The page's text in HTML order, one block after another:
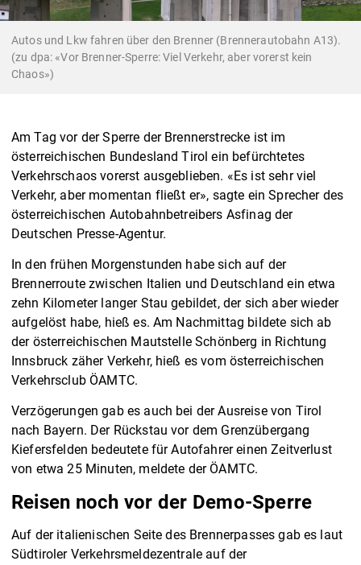
Autos und Lkw fahren über den Brenner (Brennerautobahn A13).
(zu dpa: «Vor Brenner-Sperre: Viel Verkehr, aber vorerst kein
Chaos»)
Am Tag vor der Sperre der Brennerstrecke ist im
österreichischen Bundesland Tirol ein befürchtetes
Verkehrschaos vorerst ausgeblieben. «Es ist sehr viel
Verkehr, aber momentan fließt er», sagte ein Sprecher des
österreichischen Autobahnbetreibers Asfinag der
Deutschen Presse-Agentur.
In den frühen Morgenstunden habe sich auf der
Brennerroute zwischen Italien und Deutschland ein etwa
zehn Kilometer langer Stau gebildet, der sich aber wieder
aufgelöst habe, hieß es. Am Nachmittag bildete sich ab
der österreichischen Mautstelle Schönberg in Richtung
Innsbruck zäher Verkehr, hieß es vom österreichischen
Verkehrsclub ÖAMTC.
Verzögerungen gab es auch bei der Ausreise von Tirol
nach Bayern. Der Rückstau vor dem Grenzübergang
Kiefersfelden bedeutete für Autofahrer einen Zeitverlust
von etwa 25 Minuten, meldete der ÖAMTC.
Reisen noch vor der Demo-Sperre
Auf der italienischen Seite des Brennerpasses gab es laut
Südtiroler Verkehrsmeldezentrale auf der